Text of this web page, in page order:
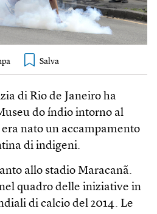
di Rio de Janeiro ha
do índio intorno al
nato un accampamento
di indigeni.
allo stadio Maracanã.
quadro delle iniziative in
di calcio del 2014. Le